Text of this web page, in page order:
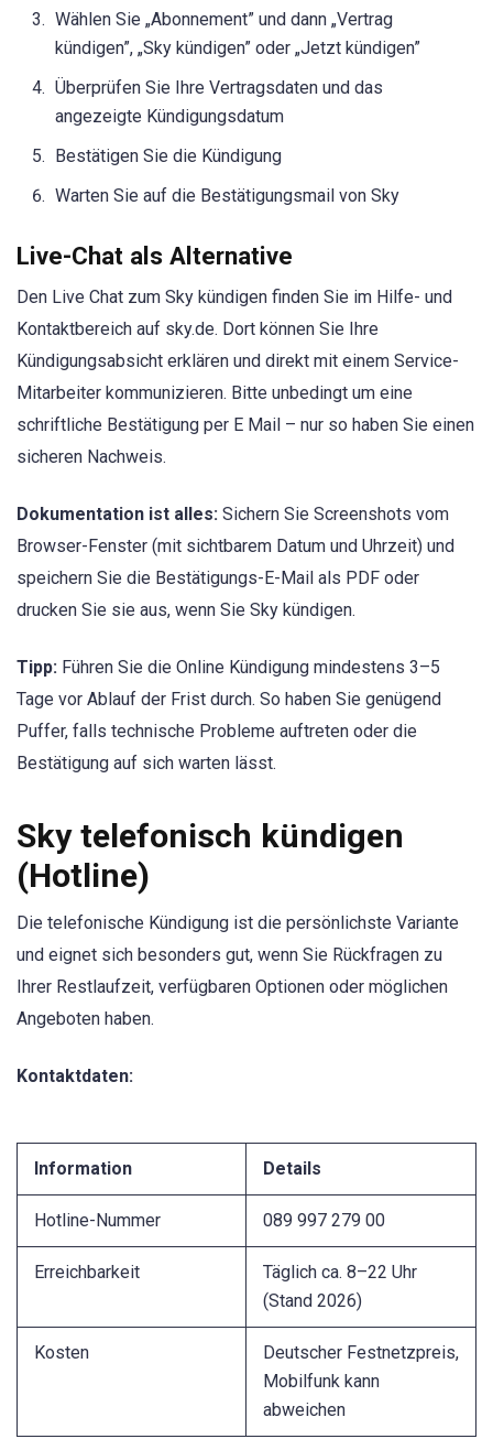
Wählen Sie „Abonnement” und dann „Vertrag
kündigen”, „Sky kündigen” oder „Jetzt kündigen”
Überprüfen Sie Ihre Vertragsdaten und das
angezeigte Kündigungsdatum
Bestätigen Sie die Kündigung
Warten Sie auf die Bestätigungsmail von Sky
Live-Chat als Alternative
Den Live Chat zum Sky kündigen finden Sie im Hilfe- und
Kontaktbereich auf sky.de. Dort können Sie Ihre
Kündigungsabsicht erklären und direkt mit einem Service-
Mitarbeiter kommunizieren. Bitte unbedingt um eine
schriftliche Bestätigung per E Mail – nur so haben Sie einen
sicheren Nachweis.
Dokumentation ist alles: Sichern Sie Screenshots vom
Browser-Fenster (mit sichtbarem Datum und Uhrzeit) und
speichern Sie die Bestätigungs-E-Mail als PDF oder
drucken Sie sie aus, wenn Sie Sky kündigen.
Tipp: Führen Sie die Online Kündigung mindestens 3–5
Tage vor Ablauf der Frist durch. So haben Sie genügend
Puffer, falls technische Probleme auftreten oder die
Bestätigung auf sich warten lässt.
Sky telefonisch kündigen
(Hotline)
Die telefonische Kündigung ist die persönlichste Variante
und eignet sich besonders gut, wenn Sie Rückfragen zu
Ihrer Restlaufzeit, verfügbaren Optionen oder möglichen
Angeboten haben.
Kontaktdaten:
Information Details
Hotline-Nummer 089 997 279 00
Erreichbarkeit
Täglich ca. 8–22 Uhr
(Stand 2026)
Kosten
Deutscher Festnetzpreis,
Mobilfunk kann
abweichen